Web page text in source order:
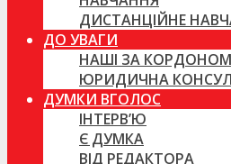
ДИСТАНЦІЙНЕ
ДО УВАГИ
НАШІ ЗА КОРДОНОМ
ЮРИДИЧНА
ДУМКИ ВГОЛОС
ІНТЕРВ’Ю
Є ДУМКА
ВІД РЕДАКТОРА